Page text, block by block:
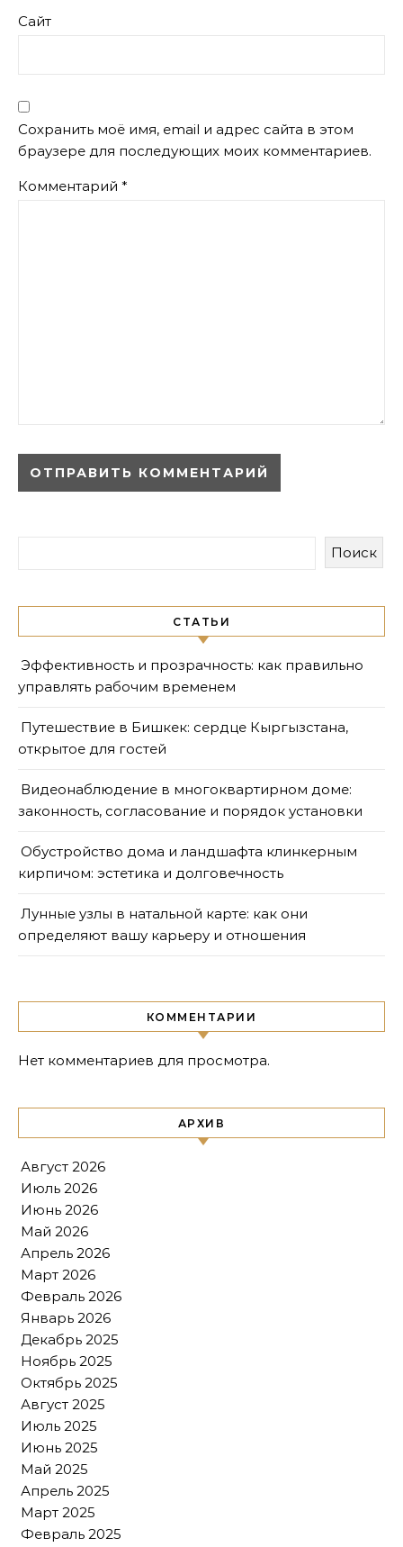
Сайт
Сохранить моё имя, email и адрес сайта в этом
браузере для последующих моих комментариев.
Комментарий *
Поиск
СТАТЬИ
Эффективность и прозрачность: как правильно
управлять рабочим временем
Путешествие в Бишкек: сердце Кыргызстана,
открытое для гостей
Видеонаблюдение в многоквартирном доме:
законность, согласование и порядок установки
Обустройство дома и ландшафта клинкерным
кирпичом: эстетика и долговечность
Лунные узлы в натальной карте: как они
определяют вашу карьеру и отношения
КОММЕНТАРИИ
Нет комментариев для просмотра.
АРХИВ
Август 2026
Июль 2026
Июнь 2026
Май 2026
Апрель 2026
Март 2026
Февраль 2026
Январь 2026
Декабрь 2025
Ноябрь 2025
Октябрь 2025
Август 2025
Июль 2025
Июнь 2025
Май 2025
Апрель 2025
Март 2025
Февраль 2025